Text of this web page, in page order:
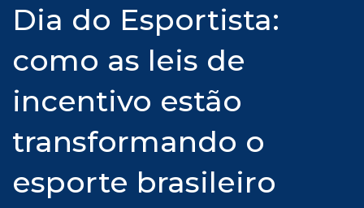
Dia do Esportista:
como as leis de
incentivo estão
transformando o
esporte brasileiro